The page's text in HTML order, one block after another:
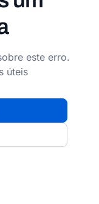
este erro.
úteis